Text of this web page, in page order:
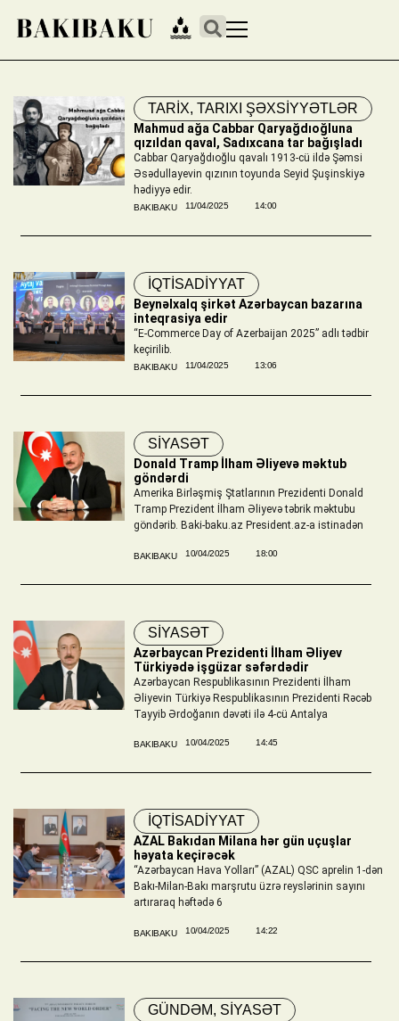
TARİX,TARIXI ŞƏXSİYYƏTLƏR
Mahmud ağa Cabbar Qaryağdıoğluna
qızıldan qaval, Sadıxcana tar bağışladı
Cabbar Qaryağdıoğlu qavalı 1913-cü ildə Şəmsi
Əsədullayevin qızının toyunda Seyid Şuşinskiyə
hədiyyə edir.
BAKIBAKU 11/04/2025 14:00
İQTİSADİYYAT
Beynəlxalq şirkət Azərbaycan bazarına
inteqrasiya edir
“E-Commerce Day of Azerbaijan 2025” adlı tədbir
keçirilib.
BAKIBAKU 11/04/2025 13:06
SİYASƏT
Donald Tramp İlham Əliyevə məktub
göndərdi
Amerika Birləşmiş Ştatlarının Prezidenti Donald
Tramp Prezident İlham Əliyevə təbrik məktubu
göndərib. Baki-baku.az President.az-a istinadən
BAKIBAKU 10/04/2025 18:00
SİYASƏT
Azərbaycan Prezidenti İlham Əliyev
Türkiyədə işgüzar səfərdədir
Azərbaycan Respublikasının Prezidenti İlham
Əliyevin Türkiyə Respublikasının Prezidenti Rəcəb
Tayyib Ərdoğanın dəvəti ilə 4-cü Antalya
BAKIBAKU 10/04/2025 14:45
İQTİSADİYYAT
AZAL Bakıdan Milana hər gün uçuşlar
həyata keçirəcək
“Azərbaycan Hava Yolları” (AZAL) QSC aprelin 1-dən
Bakı-Milan-Bakı marşrutu üzrə reyslərinin sayını
artıraraq həftədə 6
BAKIBAKU 10/04/2025 14:22
GÜNDƏM, SİYASƏT